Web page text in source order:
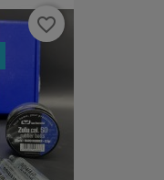
favorite_border